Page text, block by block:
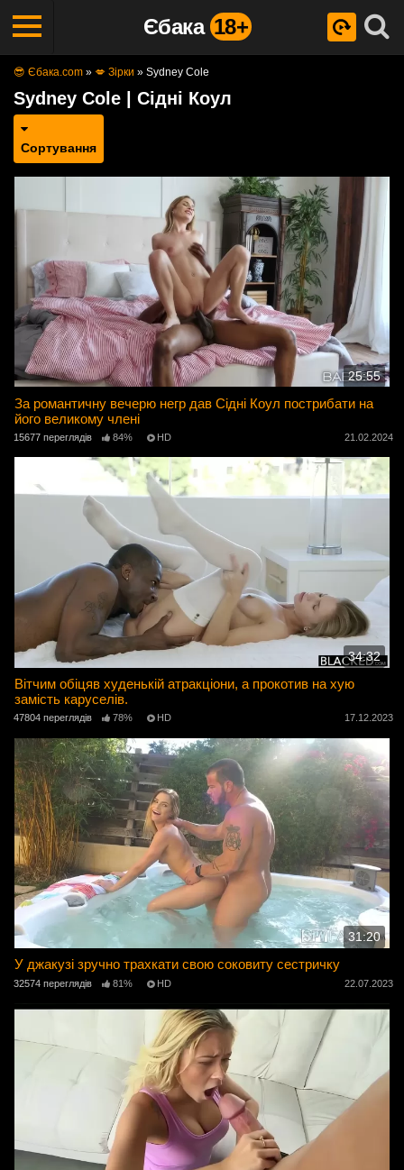
Єбака 18+
😎 Єбака.com » 💋 Зірки » Sydney Cole
Sydney Cole | Сідні Коул
Сортування
25:55
За романтичну вечерю негр дав Сідні Коул пострибати на
його великому члені
15677 переглядів 84% HD 21.02.2024
34:32
Вітчим обіцяв худенькій атракціони, а прокотив на хую
замість каруселів.
47804 переглядів 78% HD 17.12.2023
31:20
У джакузі зручно трахкати свою соковиту сестричку
32574 переглядів 81% HD 22.07.2023